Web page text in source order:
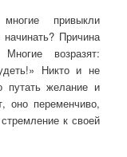
привыкли
Причина
возразят:
Никто и не
путать желание и
оно переменчиво,
к своей